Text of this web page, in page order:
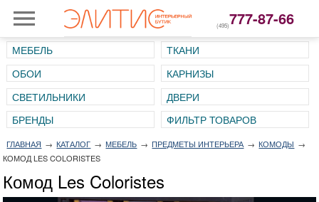
(495)777-87-66
МЕБЕЛЬ
ТКАНИ
ОБОИ
КАРНИЗЫ
СВЕТИЛЬНИКИ
ДВЕРИ
ГЛАВНАЯ → КАТАЛОГ → МЕБЕЛЬ → ПРЕДМЕТЫ ИНТЕРЬЕРА → КОМОДЫ →
КОМОД LES COLORISTES
Комод Les Coloristes